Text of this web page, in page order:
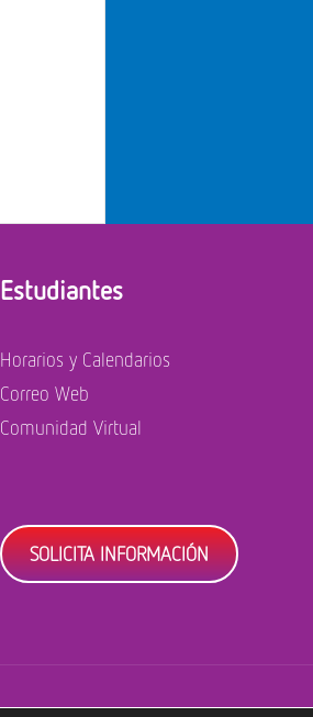
Estudiantes
Horarios y Calendarios
Correo Web
Comunidad Virtual
SOLICITA INFORMACIÓN